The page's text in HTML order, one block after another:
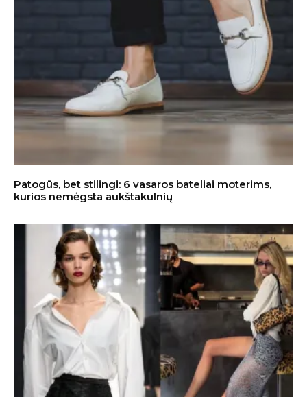
Patogūs, bet stilingi: 6 vasaros bateliai moterims,
kurios nemėgsta aukštakulnių